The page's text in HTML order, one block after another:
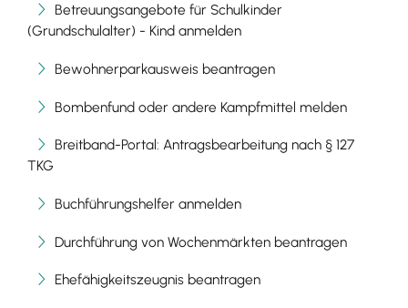
Betreuungsangebote für Schulkinder
(Grundschulalter) - Kind anmelden
Bewohnerparkausweis beantragen
Bombenfund oder andere Kampfmittel melden
Breitband-Portal: Antragsbearbeitung nach § 127
TKG
Buchführungshelfer anmelden
Durchführung von Wochenmärkten beantragen
Ehefähigkeitszeugnis beantragen